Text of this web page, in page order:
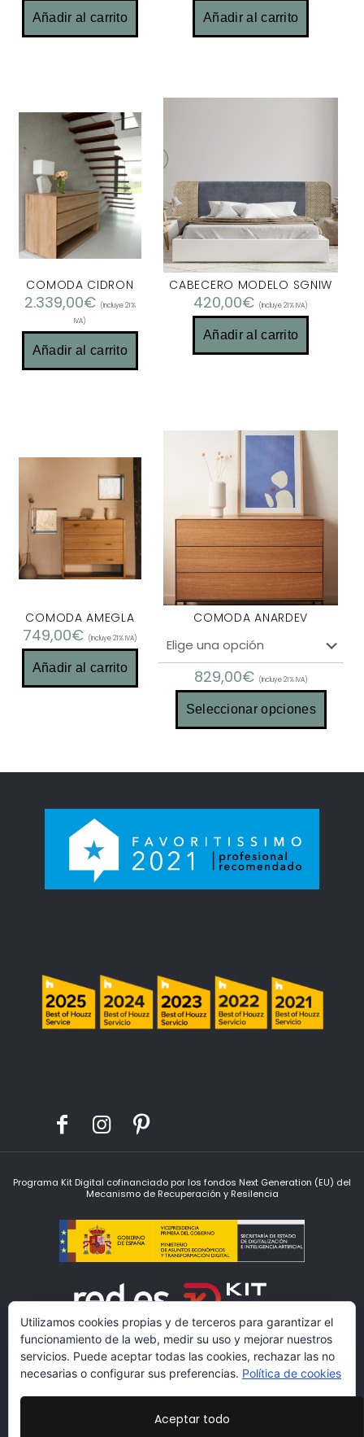
Añadir al carrito Añadir al carrito
COMODA CIDRON
2.339,00€ (Incluye 21%
IVA)
Añadir al carrito
CABECERO MODELO SGNIW
420,00€ (Incluye 21% IVA)
Añadir al carrito
COMODA AMEGLA
749,00€ (Incluye 21% IVA)
Añadir al carrito
COMODA ANARDEV
829,00€ (Incluye 21% IVA)
Seleccionar opciones
Programa Kit Digital cofinanciado por los fondos Next Generation (EU) del
Mecanismo de Recuperación y Resilencia
Utilizamos cookies propias y de terceros para garantizar el
funcionamiento de la web, medir su uso y mejorar nuestros
servicios. Puede aceptar todas las cookies, rechazar las no
necesarias o configurar sus preferencias. Política de cookies
Aceptar todo